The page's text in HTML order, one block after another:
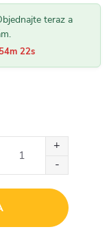
teraz a
21s